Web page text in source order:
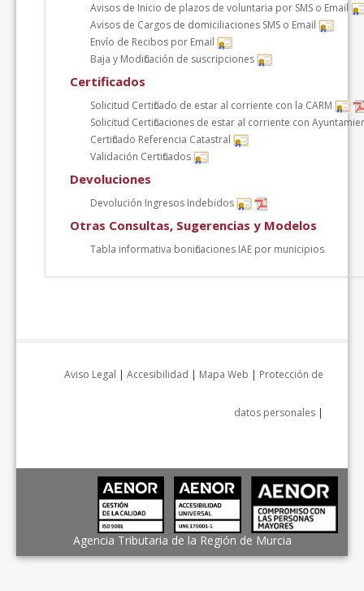
Avisos de Inicio de plazos de voluntaria por SMS o Email
Avisos de Cargos de domiciliaciones SMS o Email
Envío de Recibos por Email
Baja y Modificación de suscripciones
Certificados
Solicitud Certificado de estar al corriente con la CARM
Solicitud Certificaciones de estar al corriente con
Certificado Referencia Catastral
Validación Certificados
Devoluciones
Devolución Ingresos Indebidos
Otras Consultas, Sugerencias y Modelos
Tabla informativa bonificaciones IAE por municipios
Aviso Legal | Accesibilidad | Mapa Web | Protección de
datos personales |
Agencia Tributaria de la Región de Murcia